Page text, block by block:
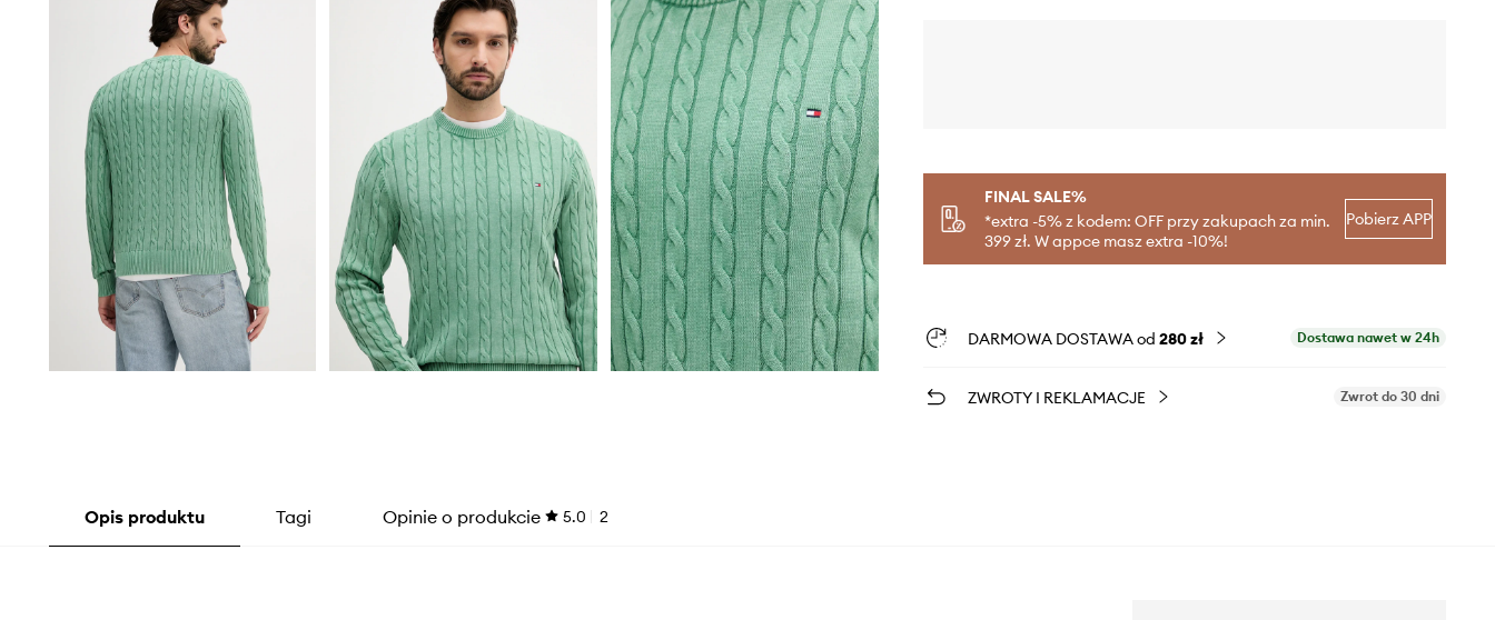
FINAL SALE%
*extra -5% z kodem: OFF przy zakupach za min.
399 zł. W appce masz extra -10%!
Pobierz APP
DARMOWA DOSTAWA od 280 zł Dostawa nawet w 24h
ZWROTY I REKLAMACJE Zwrot do 30 dni
Opis produktu Tagi Opinie o produkcie 5.0 2